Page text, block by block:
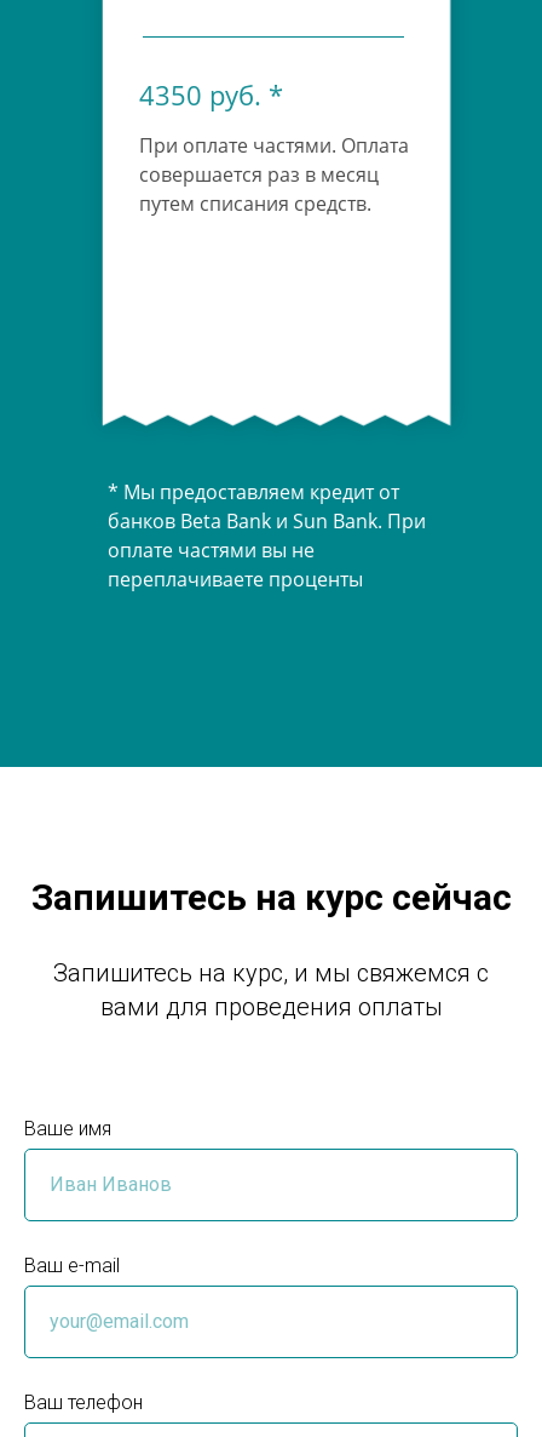
* Мы предоставляем кредит от
банков Beta Bank и Sun Bank. При
оплате частями вы не
переплачиваете проценты
4350 руб. *
При оплате частями. Оплата
совершается раз в месяц
путем списания средств.
Запишитесь на курс сейчас
Запишитесь на курс, и мы свяжемся с
вами для проведения оплаты
Ваше имя
Ваш e-mail
Ваш телефон